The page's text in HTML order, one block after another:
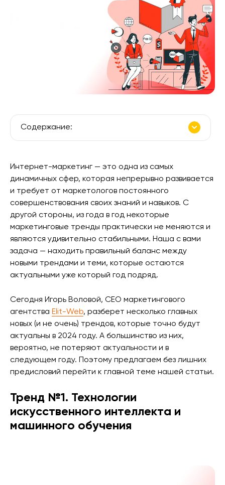
Содержание:
Интернет-маркетинг — это одна из самых
динамичных сфер, которая непрерывно развивается
и требует от маркетологов постоянного
совершенствования своих знаний и навыков. С
другой стороны, из года в год некоторые
маркетинговые тренды практически не меняются и
являются удивительно стабильными. Наша с вами
задача — находить правильный баланс между
новыми трендами и теми, которые остаются
актуальными уже который год подряд.
Сегодня Игорь Воловой, CEO маркетингового
агентства Elit-Web, разберет несколько главных
новых (и не очень) трендов, которые точно будут
актуальны в 2024 году. А большинство из них,
вероятно, не потеряют актуальности и в
следующем году. Поэтому предлагаем без лишних
предисловий перейти к главной теме нашей статьи.
Тренд №1. Технологии
искусственного интеллекта и
машинного обучения